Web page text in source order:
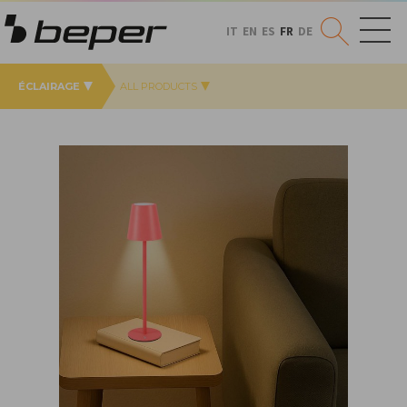
IT EN ES FR DE
ÉCLAIRAGE ALL PRODUCTS